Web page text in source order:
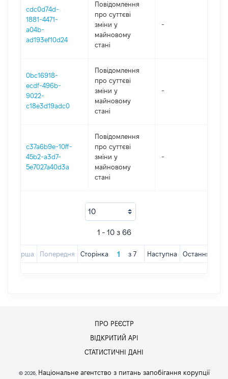
cdc0d74d-
1881-4471-
a04b-
ad193ef10d24
Повідомлення
про суттєві
зміни y
майновому
стані
-
0bc16918-
ecdf-496b-
9022-
c18e3d19adc0
Повідомлення
про суттєві
зміни y
майновому
стані
-
c37a6b9e-10ff-
45b2-a3d7-
5e7027a40d3a
Повідомлення
про суттєві
зміни y
майновому
стані
-
1 - 10 з 66
Перша Попередня Сторінка з 7 Наступна Остання
ПРО РЕЄСТР
ВІДКРИТИЙ АРІ
СТАТИСТИЧНІ ДАНІ
© 2026, Національне агентство з питань запобігання корупції